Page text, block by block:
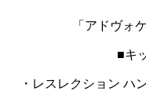
「アドヴォ
■キ
・レスレクション ハ